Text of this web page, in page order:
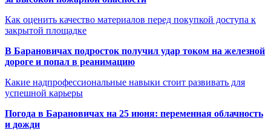
Как оценить качество материалов перед покупкой доступа к
закрытой площадке
В Барановичах подросток получил удар током на железной
дороге и попал в реанимацию
Какие надпрофессиональные навыки стоит развивать для
успешной карьеры
Погода в Барановичах на 25 июня: переменная облачность
и дожди